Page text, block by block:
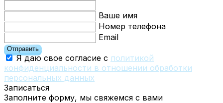
Ваше имя
Номер телефона
Email
Отправить
Я даю свое согласие с политикой
конфиденциальности в отношении обработки
персональных данных
Записаться
Заполните форму, мы свяжемся с вами